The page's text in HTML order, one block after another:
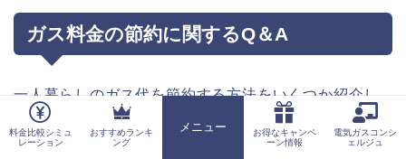
ガス料金の節約に関するQ＆A
一人暮らしのガス代を節約する方法をいくつか紹介し
ましたが、不安な点やわからないことが出てきた方も
いらっしゃるのではないでしょうか。
料金比較シミュ
レーション
おすすめランキ
ング
メニュー
お得なキャンペ
ーン情報
電気ガスコンシ
ェルジュ